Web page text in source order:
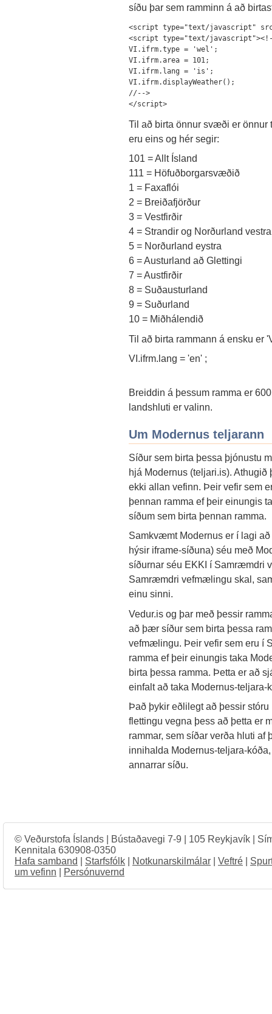
síðu þar sem ramminn á að
<script type="text/javascript"
<script type="text/
VI.ifrm.type = 'wel';
VI.ifrm.area = 101;
VI.ifrm.lang = 'is';
VI.ifrm.displayWeather();
//-->
Til að birta önnur svæði er
eru eins og hér segir:
101 = Allt Ísland
111 = Höfuðborgarsvæðið
1 = Faxaflói
2 = Breiðafjörður
3 = Vestfirðir
4 = Strandir og Norðurland vestra
5 = Norðurland eystra
6 = Austurland að Glettingi
7 = Austfirðir
8 = Suðausturland
9 = Suðurland
10 = Miðhálendið
Til að birta rammann á ensku er '
VI.ifrm.lang = 'en' ;
Breiddin á þessum ramma er
landshluti er valinn.
Um Modernus teljarann
Síður sem birta þessa þjónustu
hjá Modernus (teljari.is).
ekki allan vefinn. Þeir vefir sem
þennan ramma ef þeir einungis
síðum sem birta þennan ramma.
Samkvæmt Modernus er í lagi
hýsir iframe-síðuna) séu með
síðurnar séu EKKI í Samræmdri
Samræmdri vefmælingu skal,
einu sinni.
Vedur.is og þar með þessir
að þær síður sem birta þessa
vefmælingu. Þeir vefir sem eru í
ramma ef þeir einungis taka
birta þessa ramma. Þetta er að
einfalt að taka Modernus-teljara-
Það þykir eðlilegt að þessir
flettingu vegna þess að þetta er
rammar, sem síðar verða hluti af
innihalda Modernus-teljara-
annarrar síðu.
© Veðurstofa Íslands | Bústaðavegi 7-9 | 105 Reykjavík |
Kennitala 630908-0350
Hafa samband
Starfsfólk Notkunarskilmálar Veftré
um vefinn
Persónuvernd